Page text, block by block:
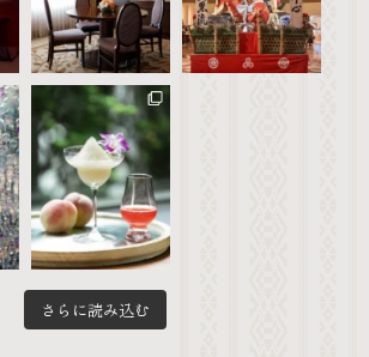
さらに読み込む